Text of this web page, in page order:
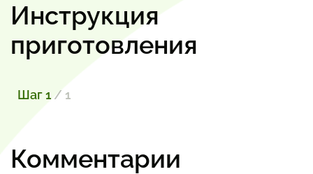
Инструкция
приготовления
Шаг 1 / 1
Комментарии